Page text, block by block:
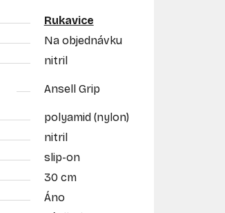
Rukavice
Na objednávku
nitril
Ansell Grip
polyamid (nylon)
nitril
slip-on
30 cm
Áno